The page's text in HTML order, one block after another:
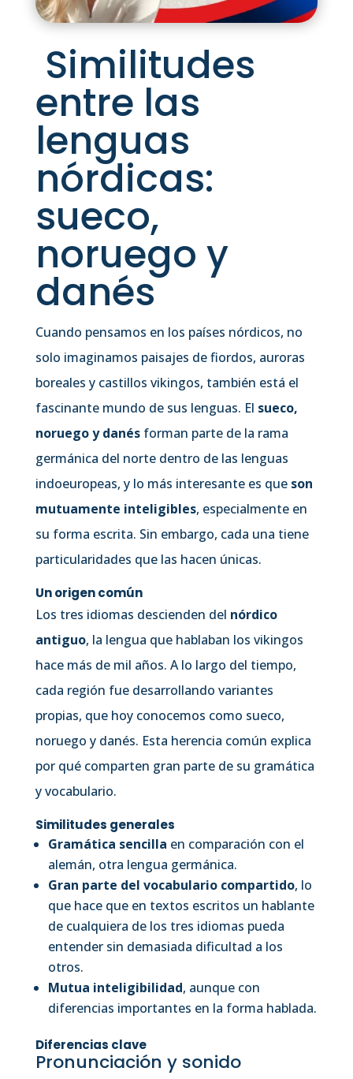
Similitudes
entre las
lenguas
nórdicas:
sueco,
noruego y
danés
Cuando pensamos en los países nórdicos, no
solo imaginamos paisajes de fiordos, auroras
boreales y castillos vikingos, también está el
fascinante mundo de sus lenguas. El sueco,
noruego y danésforman parte de la rama
germánica del norte dentro de las lenguas
indoeuropeas, y lo más interesante es que son
mutuamente inteligibles, especialmente en
su forma escrita. Sin embargo, cada una tiene
particularidades que las hacen únicas.
Un origen común
Los tres idiomas descienden del nórdico
antiguo, la lengua que hablaban los vikingos
hace más de mil años. A lo largo del tiempo,
cada región fue desarrollando variantes
propias, que hoy conocemos como sueco,
noruego y danés. Esta herencia común explica
por qué comparten gran parte de su gramática
y vocabulario.
Similitudes generales
Gramática sencilla en comparación con el
alemán, otra lengua germánica.
Gran parte del vocabulario compartido, lo
que hace que en textos escritos un hablante
de cualquiera de los tres idiomas pueda
entender sin demasiada dificultad a los
otros.
Mutua inteligibilidad, aunque con
diferencias importantes en la forma hablada.
Diferencias clave
Pronunciación y sonido